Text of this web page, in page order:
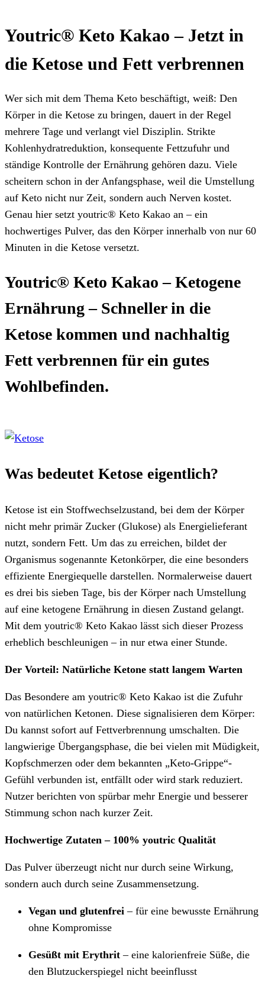
Youtric® Keto Kakao – Jetzt in
die Ketose und Fett verbrennen
Wer sich mit dem Thema Keto beschäftigt, weiß: Den
Körper in die Ketose zu bringen, dauert in der Regel
mehrere Tage und verlangt viel Disziplin. Strikte
Kohlenhydratreduktion, konsequente Fettzufuhr und
ständige Kontrolle der Ernährung gehören dazu. Viele
scheitern schon in der Anfangsphase, weil die Umstellung
auf Keto nicht nur Zeit, sondern auch Nerven kostet.
Genau hier setzt youtric® Keto Kakao an – ein
hochwertiges Pulver, das den Körper innerhalb von nur 60
Minuten in die Ketose versetzt.
Youtric® Keto Kakao – Ketogene
Ernährung – Schneller in die
Ketose kommen und nachhaltig
Fett verbrennen für ein gutes
Wohlbefinden.
Was bedeutet Ketose eigentlich?
Ketose ist ein Stoffwechselzustand, bei dem der Körper
nicht mehr primär Zucker (Glukose) als Energielieferant
nutzt, sondern Fett. Um das zu erreichen, bildet der
Organismus sogenannte Ketonkörper, die eine besonders
effiziente Energiequelle darstellen. Normalerweise dauert
es drei bis sieben Tage, bis der Körper nach Umstellung
auf eine ketogene Ernährung in diesen Zustand gelangt.
Mit dem youtric® Keto Kakao lässt sich dieser Prozess
erheblich beschleunigen – in nur etwa einer Stunde.
Der Vorteil: Natürliche Ketone statt langem Warten
Das Besondere am youtric® Keto Kakao ist die Zufuhr
von natürlichen Ketonen. Diese signalisieren dem Körper:
Du kannst sofort auf Fettverbrennung umschalten. Die
langwierige Übergangsphase, die bei vielen mit Müdigkeit,
Kopfschmerzen oder dem bekannten „Keto-Grippe“-
Gefühl verbunden ist, entfällt oder wird stark reduziert.
Nutzer berichten von spürbar mehr Energie und besserer
Stimmung schon nach kurzer Zeit.
Hochwertige Zutaten – 100% youtric Qualität
Das Pulver überzeugt nicht nur durch seine Wirkung,
sondern auch durch seine Zusammensetzung.
Vegan und glutenfrei – für eine bewusste Ernährung
ohne Kompromisse
Gesüßt mit Erythrit – eine kalorienfreie Süße, die
den Blutzuckerspiegel nicht beeinflusst